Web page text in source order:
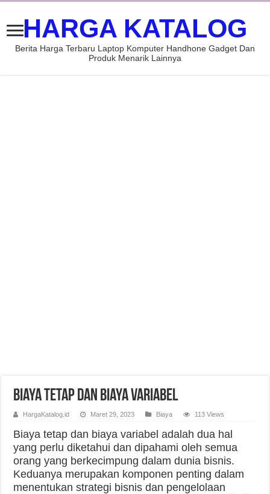
HARGA KATALOG
Berita Harga Terbaru Laptop Komputer Handhone Gadget Dan
Produk Menarik Lainnya
Biaya Tetap dan Biaya Variabel
HargaKatalog.id Maret 29, 2023 Biaya 113 Views
Biaya tetap dan biaya variabel adalah dua hal
yang perlu diketahui dan dipahami oleh semua
orang yang berkecimpung dalam dunia bisnis.
Keduanya merupakan komponen penting dalam
menentukan strategi bisnis dan pengelolaan